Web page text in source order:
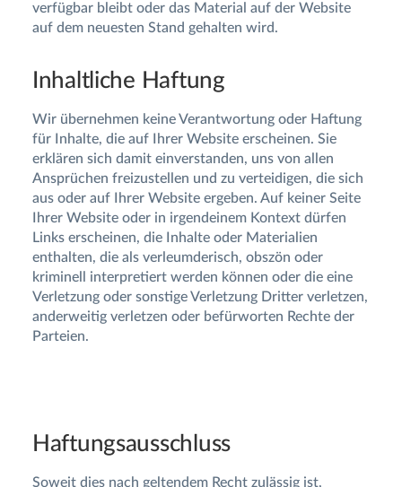
verfügbar bleibt oder das Material auf der Website
auf dem neuesten Stand gehalten wird.
Inhaltliche Haftung
Wir übernehmen keine Verantwortung oder Haftung
für Inhalte, die auf Ihrer Website erscheinen. Sie
erklären sich damit einverstanden, uns von allen
Ansprüchen freizustellen und zu verteidigen, die sich
aus oder auf Ihrer Website ergeben. Auf keiner Seite
Ihrer Website oder in irgendeinem Kontext dürfen
Links erscheinen, die Inhalte oder Materialien
enthalten, die als verleumderisch, obszön oder
kriminell interpretiert werden können oder die eine
Verletzung oder sonstige Verletzung Dritter verletzen,
anderweitig verletzen oder befürworten Rechte der
Parteien.
Haftungsausschluss
Soweit dies nach geltendem Recht zulässig ist,